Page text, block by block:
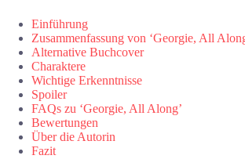
Einführung
Zusammenfassung von ‘Georgie, All
Alternative Buchcover
Charaktere
Wichtige Erkenntnisse
Spoiler
FAQs zu ‘Georgie, All Along’
Bewertungen
Über die Autorin
Fazit